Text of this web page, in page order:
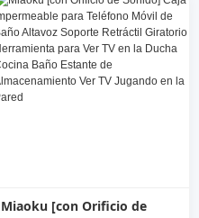
herramienta dedicada para
mantener la limpieza,
raspador de vidrio
Miaoku [con Orificio de